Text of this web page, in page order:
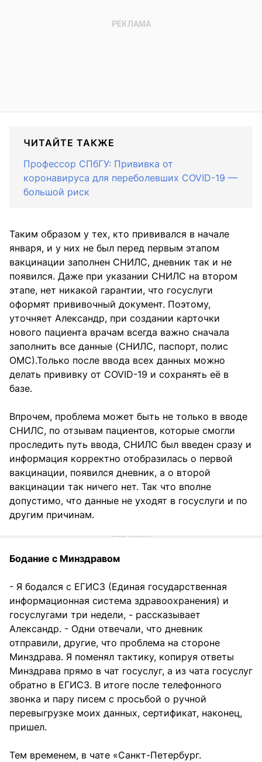
ЧИТАЙТЕ ТАКЖЕ
Профессор СПбГУ: Прививка от
коронавируса для переболевших COVID-19 —
большой риск
Таким образом у тех, кто прививался в начале
января, и у них не был перед первым этапом
вакцинации заполнен СНИЛС, дневник так и не
появился. Даже при указании СНИЛС на втором
этапе, нет никакой гарантии, что госуслуги
оформят прививочный документ. Поэтому,
уточняет Александр, при создании карточки
нового пациента врачам всегда важно сначала
заполнить все данные (СНИЛС, паспорт, полис
ОМС).Только после ввода всех данных можно
делать прививку от COVID-19 и сохранять её в
базе.
Впрочем, проблема может быть не только в вводе
СНИЛС, по отзывам пациентов, которые смогли
проследить путь ввода, СНИЛС был введен сразу и
информация корректно отобразилась о первой
вакцинации, появился дневник, а о второй
вакцинации так ничего нет. Так что вполне
допустимо, что данные не уходят в госуслуги и по
другим причинам.
Бодание с Минздравом
- Я бодался с ЕГИСЗ (Единая государственная
информационная система здравоохранения) и
госуслугами три недели, - рассказывает
Александр. - Одни отвечали, что дневник
отправили, другие, что проблема на стороне
Минздрава. Я поменял тактику, копируя ответы
Минздрава прямо в чат госуслуг, а из чата госуслуг
обратно в ЕГИСЗ. В итоге после телефонного
звонка и пару писем с просьбой о ручной
перевыгрузке моих данных, сертификат, наконец,
пришел.
Тем временем, в чате «Санкт-Петербург.